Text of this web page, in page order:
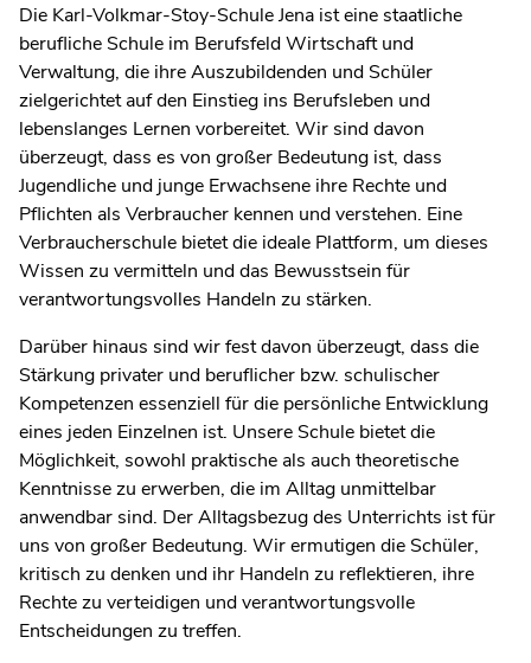
Die Karl-Volkmar-Stoy-Schule Jena ist eine staatliche
berufliche Schule im Berufsfeld Wirtschaft und
Verwaltung, die ihre Auszubildenden und Schüler
zielgerichtet auf den Einstieg ins Berufsleben und
lebenslanges Lernen vorbereitet. Wir sind davon
überzeugt, dass es von großer Bedeutung ist, dass
Jugendliche und junge Erwachsene ihre Rechte und
Pflichten als Verbraucher kennen und verstehen. Eine
Verbraucherschule bietet die ideale Plattform, um dieses
Wissen zu vermitteln und das Bewusstsein für
verantwortungsvolles Handeln zu stärken.
Darüber hinaus sind wir fest davon überzeugt, dass die
Stärkung privater und beruflicher bzw. schulischer
Kompetenzen essenziell für die persönliche Entwicklung
eines jeden Einzelnen ist. Unsere Schule bietet die
Möglichkeit, sowohl praktische als auch theoretische
Kenntnisse zu erwerben, die im Alltag unmittelbar
anwendbar sind. Der Alltagsbezug des Unterrichts ist für
uns von großer Bedeutung. Wir ermutigen die Schüler,
kritisch zu denken und ihr Handeln zu reflektieren, ihre
Rechte zu verteidigen und verantwortungsvolle
Entscheidungen zu treffen.